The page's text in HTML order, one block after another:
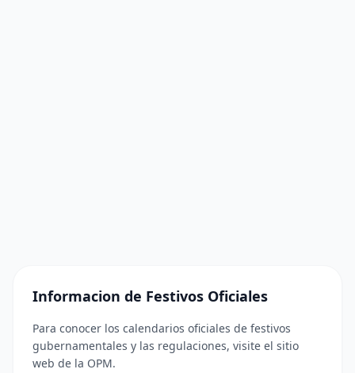
Informacion de Festivos Oficiales
Para conocer los calendarios oficiales de festivos
gubernamentales y las regulaciones, visite el sitio
web de la OPM.